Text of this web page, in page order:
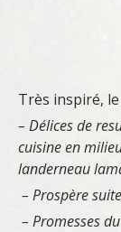
Très inspiré,
– Délices de
cuisine en
landerneau
– Prospère
– Promesses